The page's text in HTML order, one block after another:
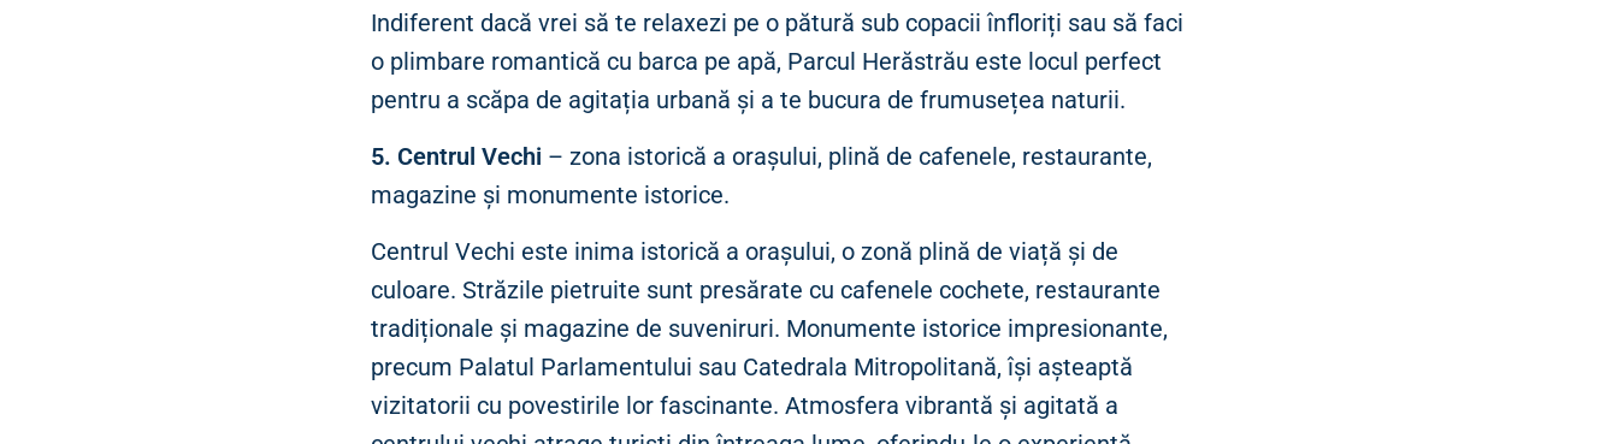
Indiferent dacă vrei să te relaxezi pe o pătură sub copacii înfloriți sau să faci
o plimbare romantică cu barca pe apă, Parcul Herăstrău este locul perfect
pentru a scăpa de agitația urbană și a te bucura de frumusețea naturii.
5. Centrul Vechi – zona istorică a orașului, plină de cafenele, restaurante,
magazine și monumente istorice.
Centrul Vechi este inima istorică a orașului, o zonă plină de viață și de
culoare. Străzile pietruite sunt presărate cu cafenele cochete, restaurante
tradiționale și magazine de suveniruri. Monumente istorice impresionante,
precum Palatul Parlamentului sau Catedrala Mitropolitană, își așteaptă
vizitatorii cu povestirile lor fascinante. Atmosfera vibrantă și agitată a